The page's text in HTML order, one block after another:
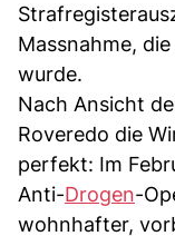
Massnahme,
wurde.
Nach Ansicht
Roveredo die
perfekt: Im
Anti-Drogen-
wohnhafter,